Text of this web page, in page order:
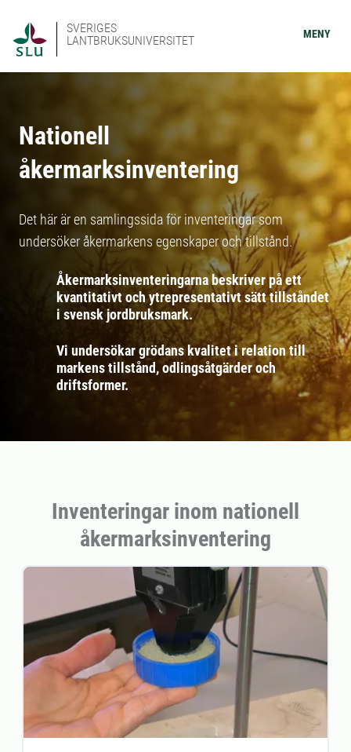
SVERIGES
LANTBRUKSUNIVERSITET
MENY
Nationell
åkermarksinventering
Det här är en samlingssida för inventeringar som
undersöker åkermarkens egenskaper och tillstånd.
Åkermarksinventeringarna beskriver på ett
kvantitativt och ytrepresentativt sätt tillståndet
i svensk jordbruksmark.
Vi undersökar grödans kvalitet i relation till
markens tillstånd, odlingsåtgärder och
driftsformer.
Inventeringar inom nationell
åkermarksinventering